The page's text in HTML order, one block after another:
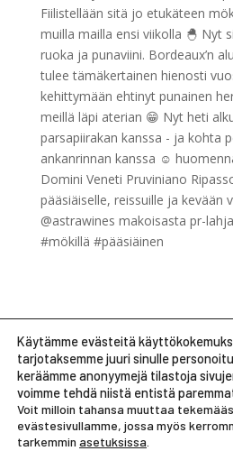
Load More
Käytämme evästeitä
tarjotaksemme juuri sinulle
keräämme anonyymejä tilastoja
voimme tehdä niistä entistä
Voit milloin tahansa muuttaa
evästesivullamme, jossa myös
tarkemmin asetuksissa